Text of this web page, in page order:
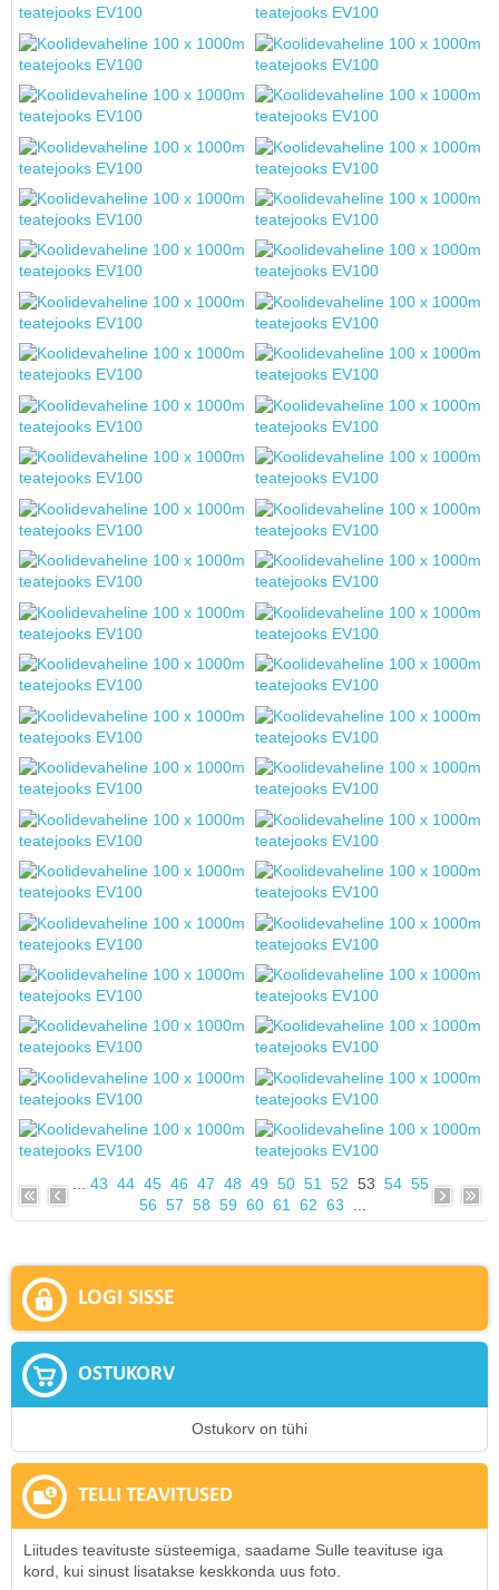
43 44 45 46 47 48 49 50 51 52 53 54 55
56 57 58 59 60 61 62 63
LOGI SISSE
OSTUKORV
Ostukorv on tühi
TELLI TEAVITUSED
Liitudes teavituste süsteemiga, saadame Sulle teavituse iga
kord, kui sinust lisatakse keskkonda uus foto.